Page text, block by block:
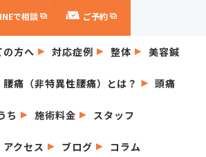
で相談 ご予約
の方へ 対応症例 整体 美容鍼
腰痛（非特異性腰痛）とは？ 頭痛
ち 施術料金 スタッフ
アクセス ブログ コラム